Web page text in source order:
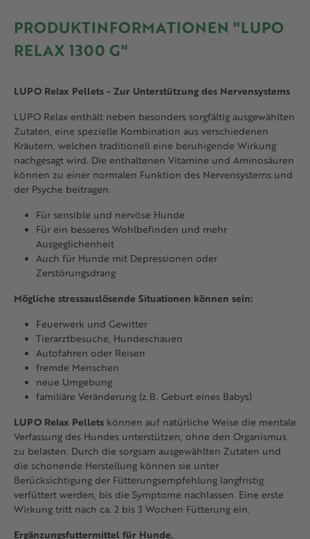
PRODUKTINFORMATIONEN "LUPO
RELAX 1300 G"
LUPO Relax Pellets - Zur Unterstützung des Nervensystems
LUPO Relax enthält neben besonders sorgfältig ausgewählten
Zutaten, eine spezielle Kombination aus verschiedenen
Kräutern, welchen traditionell eine beruhigende Wirkung
nachgesagt wird. Die enthaltenen Vitamine und Aminosäuren
können zu einer normalen Funktion des Nervensystems und
der Psyche beitragen.
Für sensible und nervöse Hunde
Für ein besseres Wohlbefinden und mehr
Ausgeglichenheit
Auch für Hunde mit Depressionen oder
Zerstörungsdrang
Mögliche stressauslösende Situationen können sein:
Feuerwerk und Gewitter
Tierarztbesuche, Hundeschauen
Autofahren oder Reisen
fremde Menschen
neue Umgebung
familiäre Veränderung (z.B. Geburt eines Babys)
LUPO Relax Pellets können auf natürliche Weise die mentale
Verfassung des Hundes unterstützen, ohne den Organismus
zu belasten. Durch die sorgsam ausgewählten Zutaten und
die schonende Herstellung können sie unter
Berücksichtigung der Fütterungsempfehlung langfristig
verfüttert werden, bis die Symptome nachlassen. Eine erste
Wirkung tritt nach ca. 2 bis 3 Wochen Fütterung ein.
Ergänzungsfuttermittel für Hunde.